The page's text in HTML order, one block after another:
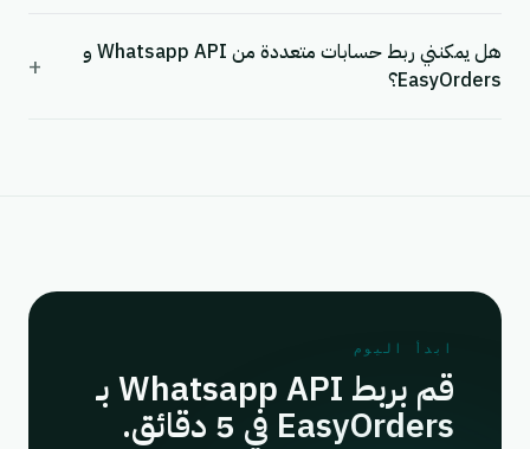
هل يمكنني ربط حسابات متعددة من Whatsapp API و
EasyOrders؟
+
ابدأ اليوم
قم بربط Whatsapp API بـ
EasyOrders في 5 دقائق.